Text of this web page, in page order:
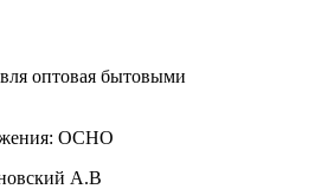
оптовая бытовыми
ОСНО
А.В